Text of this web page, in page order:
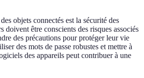
objets connectés est la sécurité des
doivent être conscients des risques associés
des précautions pour protéger leur vie
des mots de passe robustes et mettre à
des appareils peut contribuer à une